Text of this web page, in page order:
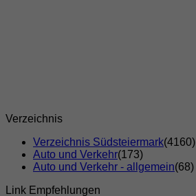
Verzeichnis
Verzeichnis Südsteiermark(4160)
Auto und Verkehr(173)
Auto und Verkehr - allgemein(68)
Link Empfehlungen